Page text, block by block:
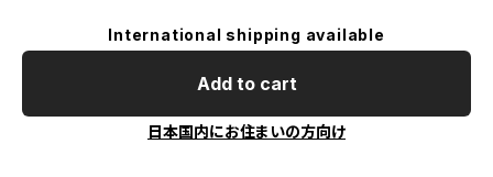
International shipping available
Add to cart
日本国内にお住まいの方向け